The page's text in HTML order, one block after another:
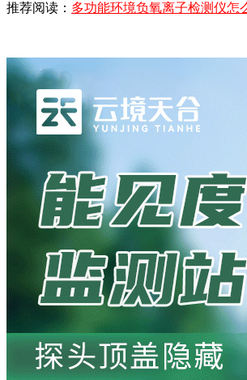
推荐阅读： 多功能环境负氧离子检测仪怎